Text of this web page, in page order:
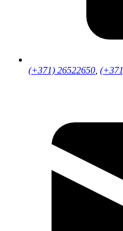
(+371) 26522650